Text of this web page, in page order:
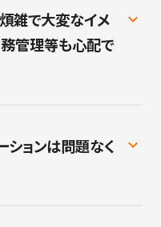
せをいただいており
・ネットワークを駆使
りとしたサポート体
心してご活用くださ
雑で大変なイメ
務管理等も心配で
ろん、 申請書類の
も承っております。
で委託したい場合
ョンは問題なく
合格者中心に在籍